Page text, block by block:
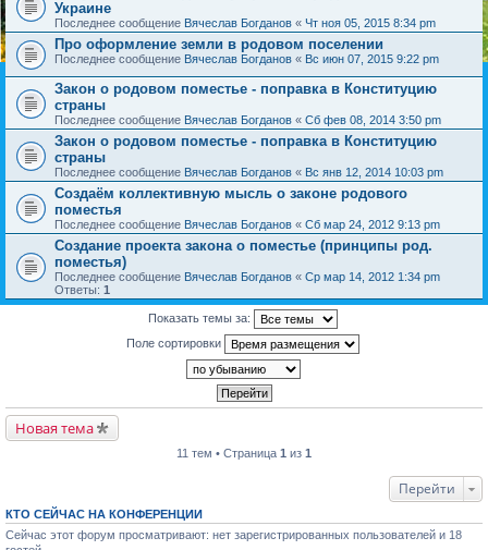
Украине
Последнее сообщение Вячеслав Богданов « Чт ноя 05, 2015 8:34 pm
Про оформление земли в родовом поселении
Последнее сообщение Вячеслав Богданов « Вс июн 07, 2015 9:22 pm
Закон о родовом поместье - поправка в Конституцию
страны
Последнее сообщение Вячеслав Богданов « Сб фев 08, 2014 3:50 pm
Закон о родовом поместье - поправка в Конституцию
страны
Последнее сообщение Вячеслав Богданов « Вс янв 12, 2014 10:03 pm
Создаём коллективную мысль о законе родового
поместья
Последнее сообщение Вячеслав Богданов « Сб мар 24, 2012 9:13 pm
Создание проекта закона о поместье (принципы род.
поместья)
Последнее сообщение Вячеслав Богданов « Ср мар 14, 2012 1:34 pm
Ответы: 1
Показать темы за:
Поле сортировки
Новая тема
11 тем • Страница 1 из 1
Перейти
КТО СЕЙЧАС НА КОНФЕРЕНЦИИ
Сейчас этот форум просматривают: нет зарегистрированных пользователей и 18